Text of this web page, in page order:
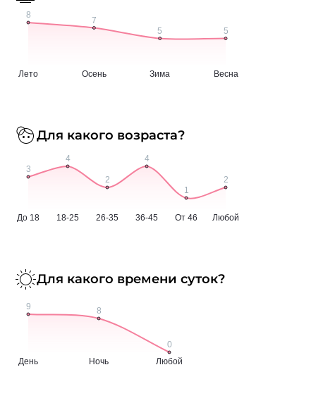
Для какого возраста?
Для какого времени суток?